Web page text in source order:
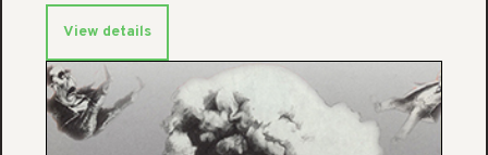
View details